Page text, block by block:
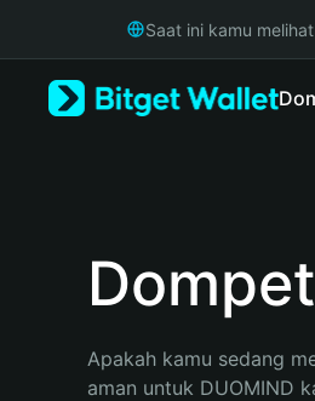
Русский
Bahasa Indonesia
Saat ini kamu
Apakah kamu sedang
aman untuk DUOMIND